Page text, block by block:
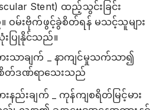
Stent) ထည့်သွင်းခြင်း
ဝမ်းဗိုက်ဖွင့်ခွဲစိတ်ရန် မသင့်သူများ
ပြုနိုင်သည်။
းသာချက် _ နာကျင်မှုသက်သာ၍
တ်ဒဏ်ရာသေးသည်
းနည်းချက် _ ကုန်ကျစရိတ်မြင့်မား